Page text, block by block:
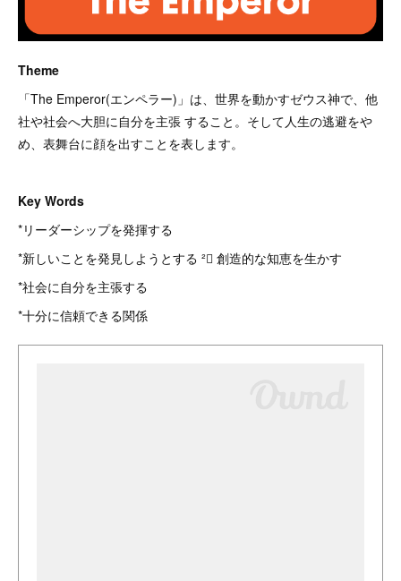
Theme
「The Emperor(エンペラー)」は、世界を動かすゼウス神で、他
社や社会へ大胆に自分を主張 すること。そして人生の逃避をや
め、表舞台に顔を出すことを表します。
Key Words
*リーダーシップを発揮する
*新しいことを発見しようとする ² 創造的な知恵を生かす
*社会に自分を主張する
*十分に信頼できる関係